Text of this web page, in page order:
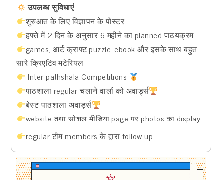
उपलब्ध सुविधाएं
शुरुआत के लिए विज्ञापन के पोस्टर
हफ्ते में 2 दिन के अनुसार 6 महीने का planned पाठयक्रम
games, आर्ट क्राफ्ट,puzzle, ebook और इसके साथ बहुत
सारे क्रिएटिव मटेरियल
Inter pathshala Competitions
पाठशाला regular चलाने वालों को अवार्ड्स
बेस्ट पाठशाला अवार्ड्स
website तथा सोशल मीडिया page पर photos का display
regular टीम members के द्वारा follow up